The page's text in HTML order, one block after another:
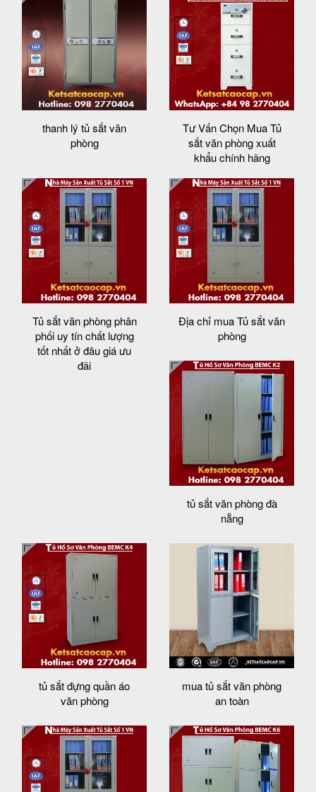
thanh lý tủ sắt văn
phòng
Tư Vấn Chọn Mua Tủ
sắt văn phòng xuất
khẩu chính hãng
Tủ sắt văn phòng phân
phối uy tín chất lượng
tốt nhất ở đâu giá ưu
đãi
Địa chỉ mua Tủ sắt văn
phòng
tủ sắt văn phòng đà
nẵng
tủ sắt đựng quần áo
văn phòng
mua tủ sắt văn phòng
an toàn